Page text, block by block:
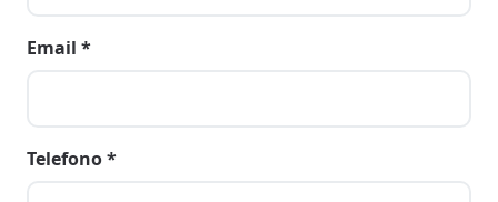
Email *
Telefono *